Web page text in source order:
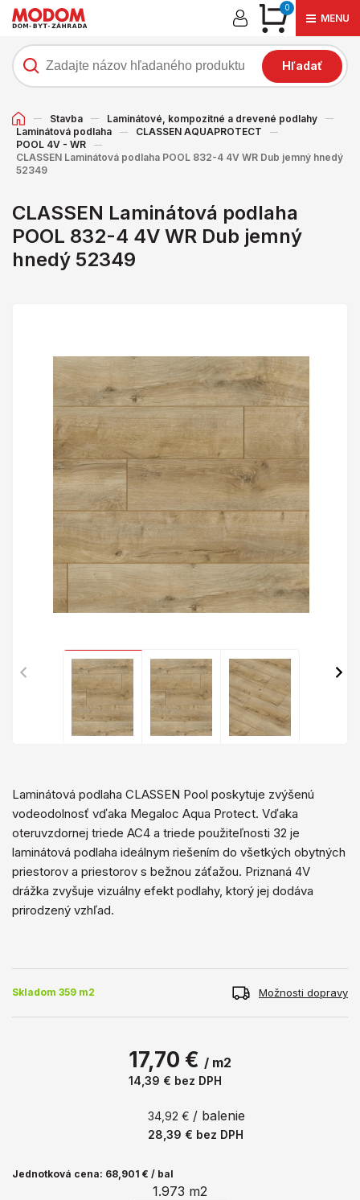
0
MENU
Hľadať
Stavba
Laminátové, kompozitné a drevené podlahy
Laminátová podlaha
CLASSEN AQUAPROTECT
POOL 4V - WR
CLASSEN Laminátová podlaha POOL 832-4 4V WR Dub jemný hnedý
52349
CLASSEN Laminátová podlaha
POOL 832-4 4V WR Dub jemný
hnedý 52349
Laminátová podlaha CLASSEN Pool poskytuje zvýšenú
vodeodolnosť vďaka Megaloc Aqua Protect. Vďaka
oteruvzdornej triede AC4 a triede použiteľnosti 32 je
laminátová podlaha ideálnym riešením do všetkých obytných
priestorov a priestorov s bežnou záťažou. Priznaná 4V
drážka zvyšuje vizuálny efekt podlahy, ktorý jej dodáva
prirodzený vzhľad.
Skladom 359 m2 Možnosti dopravy
17,70 € / m2
14,39 € bez DPH
34,92 € / balenie
28,39 € bez DPH
Jednotková cena: 68,901 € / bal
1.973 m2